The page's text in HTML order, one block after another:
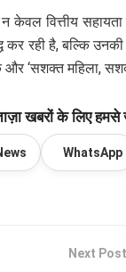
वित्तीय
कर रही है, बल्कि
‘सशक्त महिला,
खबरों के लिए
WhatsApp
Next Post